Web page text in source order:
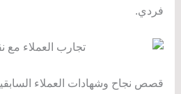
فردي.
قصص نجاح وشهادات العملاء